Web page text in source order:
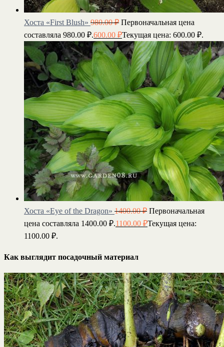
Хоста «First Blush» 980.00₽ Первоначальная цена
составляла 980.00 ₽.600.00 ₽Текущая цена: 600.00 ₽.
Хоста «Eye of the Dragon» 1400.00₽ Первоначальная
цена составляла 1400.00 ₽.1100.00 ₽Текущая цена:
1100.00 ₽.
Как выглядит посадочный материал